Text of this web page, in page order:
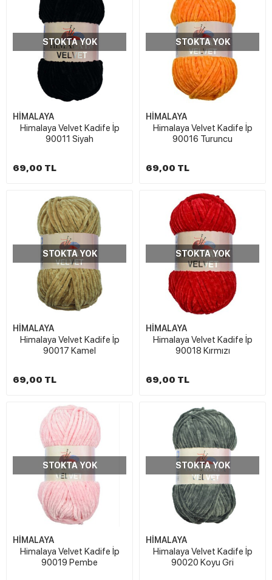
STOKTA YOK
HİMALAYA
Himalaya Velvet Kadife İp
90011 Siyah
69,00 TL
STOKTA YOK
HİMALAYA
Himalaya Velvet Kadife İp
90016 Turuncu
69,00 TL
STOKTA YOK
HİMALAYA
Himalaya Velvet Kadife İp
90017 Kamel
69,00 TL
STOKTA YOK
HİMALAYA
Himalaya Velvet Kadife İp
90018 Kırmızı
69,00 TL
STOKTA YOK
HİMALAYA
Himalaya Velvet Kadife İp
90019 Pembe
STOKTA YOK
HİMALAYA
Himalaya Velvet Kadife İp
90020 Koyu Gri